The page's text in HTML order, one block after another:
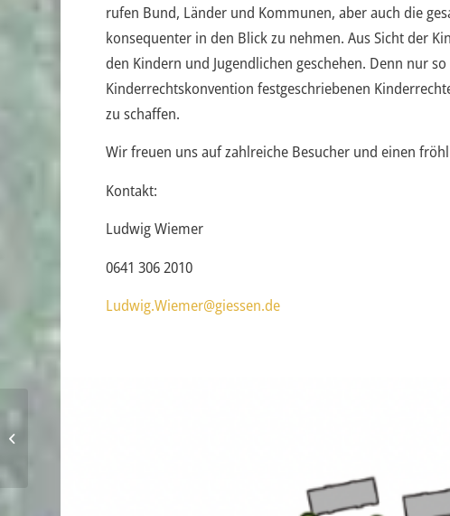
rufen Bund, Länder und Kommunen, aber auch die
konsequenter in den Blick zu nehmen. Aus Sicht der
den Kindern und Jugendlichen geschehen. Denn nur
Kinderrechtskonvention festgeschriebenen
zu schaffen.
Wir freuen uns auf zahlreiche Besucher und einen
Kontakt:
Ludwig Wiemer
0641 306 2010
Ludwig.Wiemer@giessen.de